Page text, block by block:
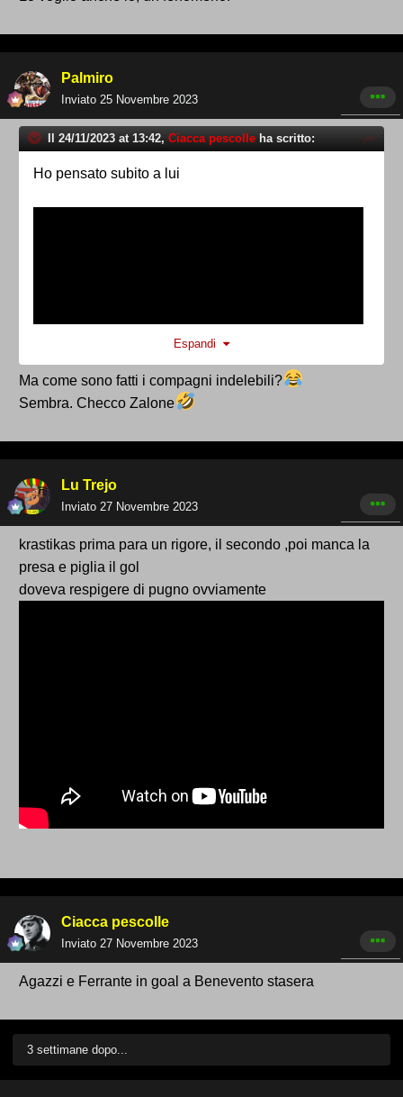
Palmiro
Inviato 25 Novembre 2023
Il 24/11/2023 at 13:42, Ciacca pescolle ha scritto:
Ho pensato subito a lui
Espandi
Ma come sono fatti i compagni indelebili?
Sembra. Checco Zalone
Lu Trejo
Inviato 27 Novembre 2023
krastikas prima para un rigore, il secondo ,poi manca la
presa e piglia il gol
doveva respigere di pugno ovviamente
Ciacca pescolle
Inviato 27 Novembre 2023
Agazzi e Ferrante in goal a Benevento stasera
3 settimane dopo...